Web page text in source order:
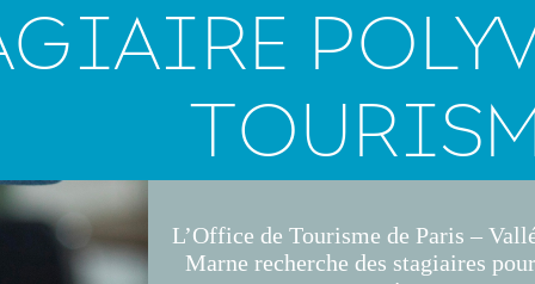
L’Office de Tourisme de Paris –
Marne recherche des stagiaires